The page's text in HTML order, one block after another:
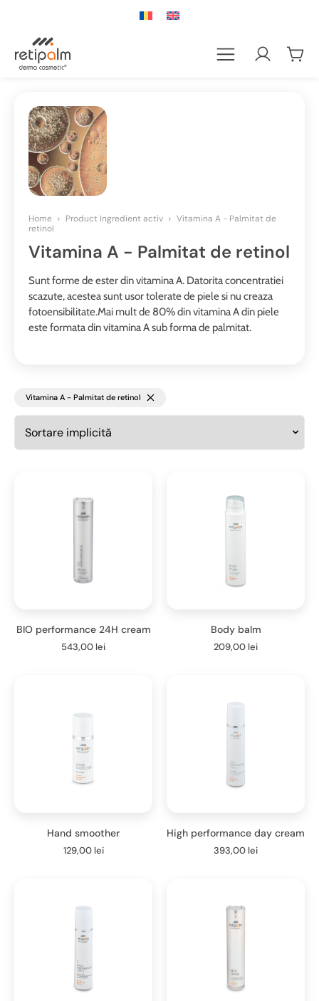
Home Product Ingredient activ
Vitamina A - Palmitat de
retinol
Vitamina A - Palmitat de retinol
Sunt forme de ester din vitamina A. Datorita concentratiei
scazute, acestea sunt usor tolerate de piele si nu creaza
fotoensibilitate.Mai mult de 80% din vitamina A din piele
este formata din vitamina A sub forma de palmitat.
Vitamina A - Palmitat de retinol
BIO performance 24H cream
543,00 lei
Body balm
209,00 lei
Hand smoother
129,00 lei
High performance day cream
393,00 lei